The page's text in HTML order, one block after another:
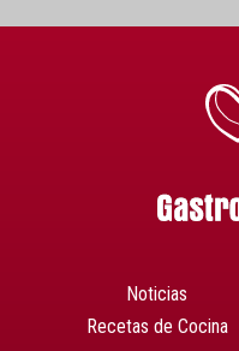
Noticias
Recetas de Cocina